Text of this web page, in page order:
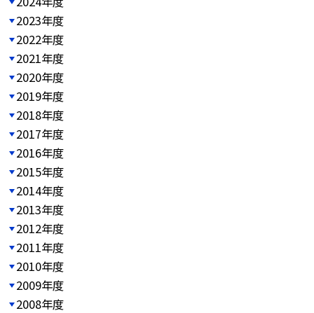
2023年度
2022年度
2021年度
2020年度
2019年度
2018年度
2017年度
2016年度
2015年度
2014年度
2013年度
2012年度
2011年度
2010年度
2009年度
2008年度